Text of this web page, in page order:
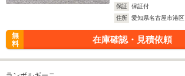
保証
保証付
住所
愛知県名古屋市港区
無
料
在庫確認・見積依頼